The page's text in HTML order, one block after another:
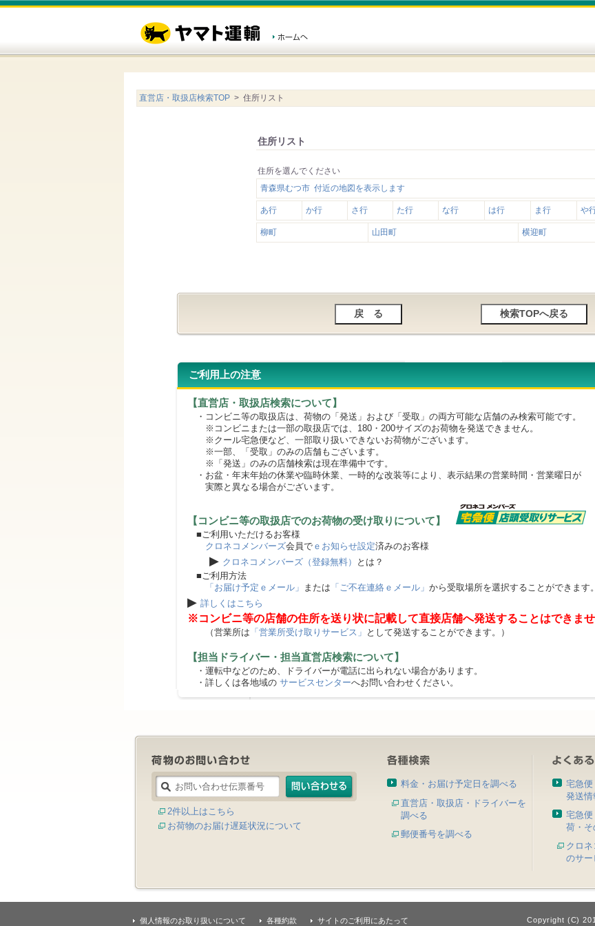
直営店・取扱店検索TOP > 住所リスト
住所リスト
住所を選んでください
青森県むつ市 付近の地図を表示します
あ行 か行 さ行 た行 な行 は行 ま行 や
柳町 山田町 横迎町
ご利用上の注意
【直営店・取扱店検索について】
・コンビニ等の取扱店は、荷物の「発送」および「受取」の両方可能な店舗のみ検索可能です。
※コンビニまたは一部の取扱店では、180・200サイズのお荷物を発送できません。
※クール宅急便など、一部取り扱いできないお荷物がございます。
※一部、「受取」のみの店舗もございます。
※「発送」のみの店舗検索は現在準備中です。
・お盆・年末年始の休業や臨時休業、一時的な改装等により、表示結果の営業時間・営業曜日が
実際と異なる場合がございます。
【コンビニ等の取扱店でのお荷物の受け取りについて】
■ご利用いただけるお客様
クロネコメンバーズ会員で ｅお知らせ設定済みのお客様
▶ クロネコメンバーズ（登録無料）
とは？
■ご利用方法
「お届け予定ｅメール」 または 「ご不在連絡ｅメール」 から受取場所を選択することができます。
▶ 詳しくはこちら
※コンビニ等の店舗の住所を送り状に記載して直接店舗へ発送することはできませ
（営業所は 「営業所受け取りサービス」 として発送することができます。）
【担当ドライバー・担当直営店検索について】
・運転中などのため、ドライバーが電話に出られない場合があります。
・詳しくは各地域の サービスセンターへお問い合わせください。
2件以上はこちら
お荷物のお届け遅延状況について
料金・お届け予定日を調べる
直営店・取扱店・ドライバーを
調べる
郵便番号を調べる
宅急便
発送情
宅急便
荷・そ
クロ
のサー
個人情報のお取り扱いについて 各種約款 サイトのご利用にあたって Copyright (C)